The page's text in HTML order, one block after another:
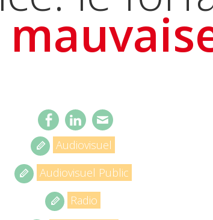
Audiovisuel
Audiovisuel Public
Radio